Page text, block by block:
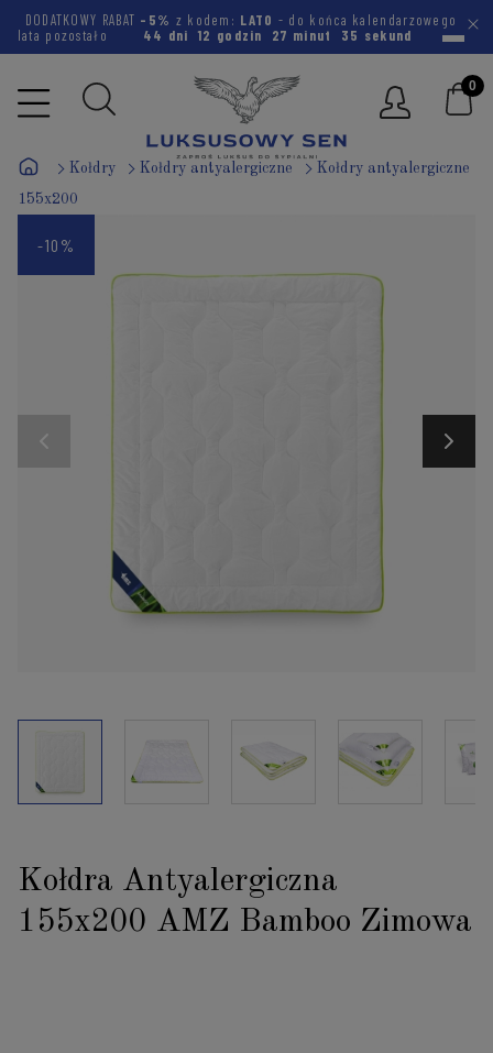
DODATKOWY RABAT -5% z kodem: LATO - do końca kalendarzowego
lata pozostało
44 dni 12 godzin 27 minut 34 sekundy
Kołdry Kołdry antyalergiczne Kołdry antyalergiczne
155x200
Kołdra Antyalergiczna
155x200 AMZ Bamboo Zimowa
-10%